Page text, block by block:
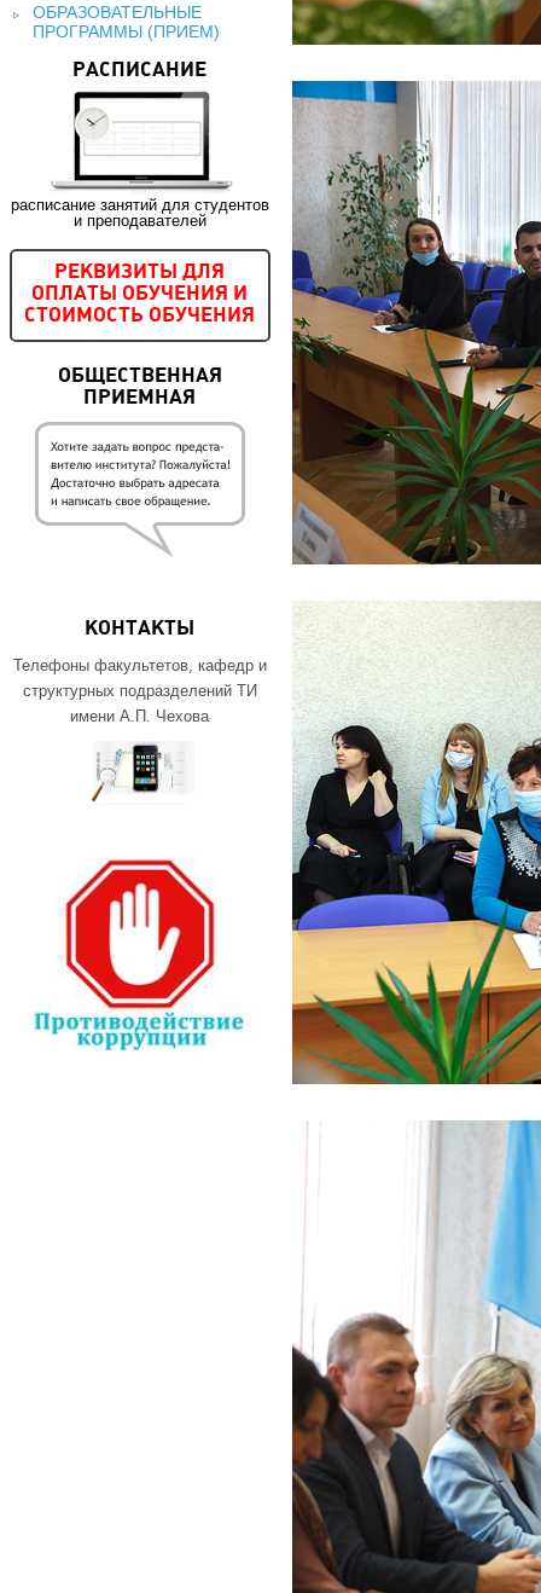
ОБРАЗОВАТЕЛЬНЫЕ
ПРОГРАММЫ (ПРИЕМ)
РАСПИСАНИЕ
расписание занятий для студентов
и преподавателей
РЕКВИЗИТЫ ДЛЯ
ОПЛАТЫ ОБУЧЕНИЯ И
СТОИМОСТЬ ОБУЧЕНИЯ
ОБЩЕСТВЕННАЯ
ПРИЕМНАЯ
КОНТАКТЫ
Телефоны факультетов, кафедр и
структурных подразделений ТИ
имени А.П. Чехова